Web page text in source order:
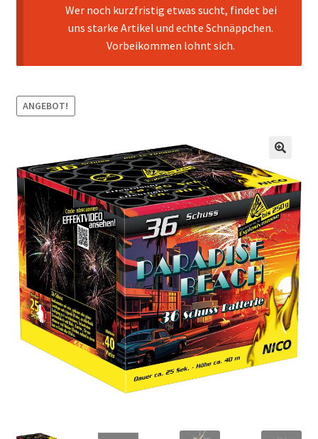
Wer noch kurzfristig etwas sucht, findet bei
uns starke Artikel und echte Schnäppchen.
Vorbeikommen lohnt sich.
ANGEBOT!